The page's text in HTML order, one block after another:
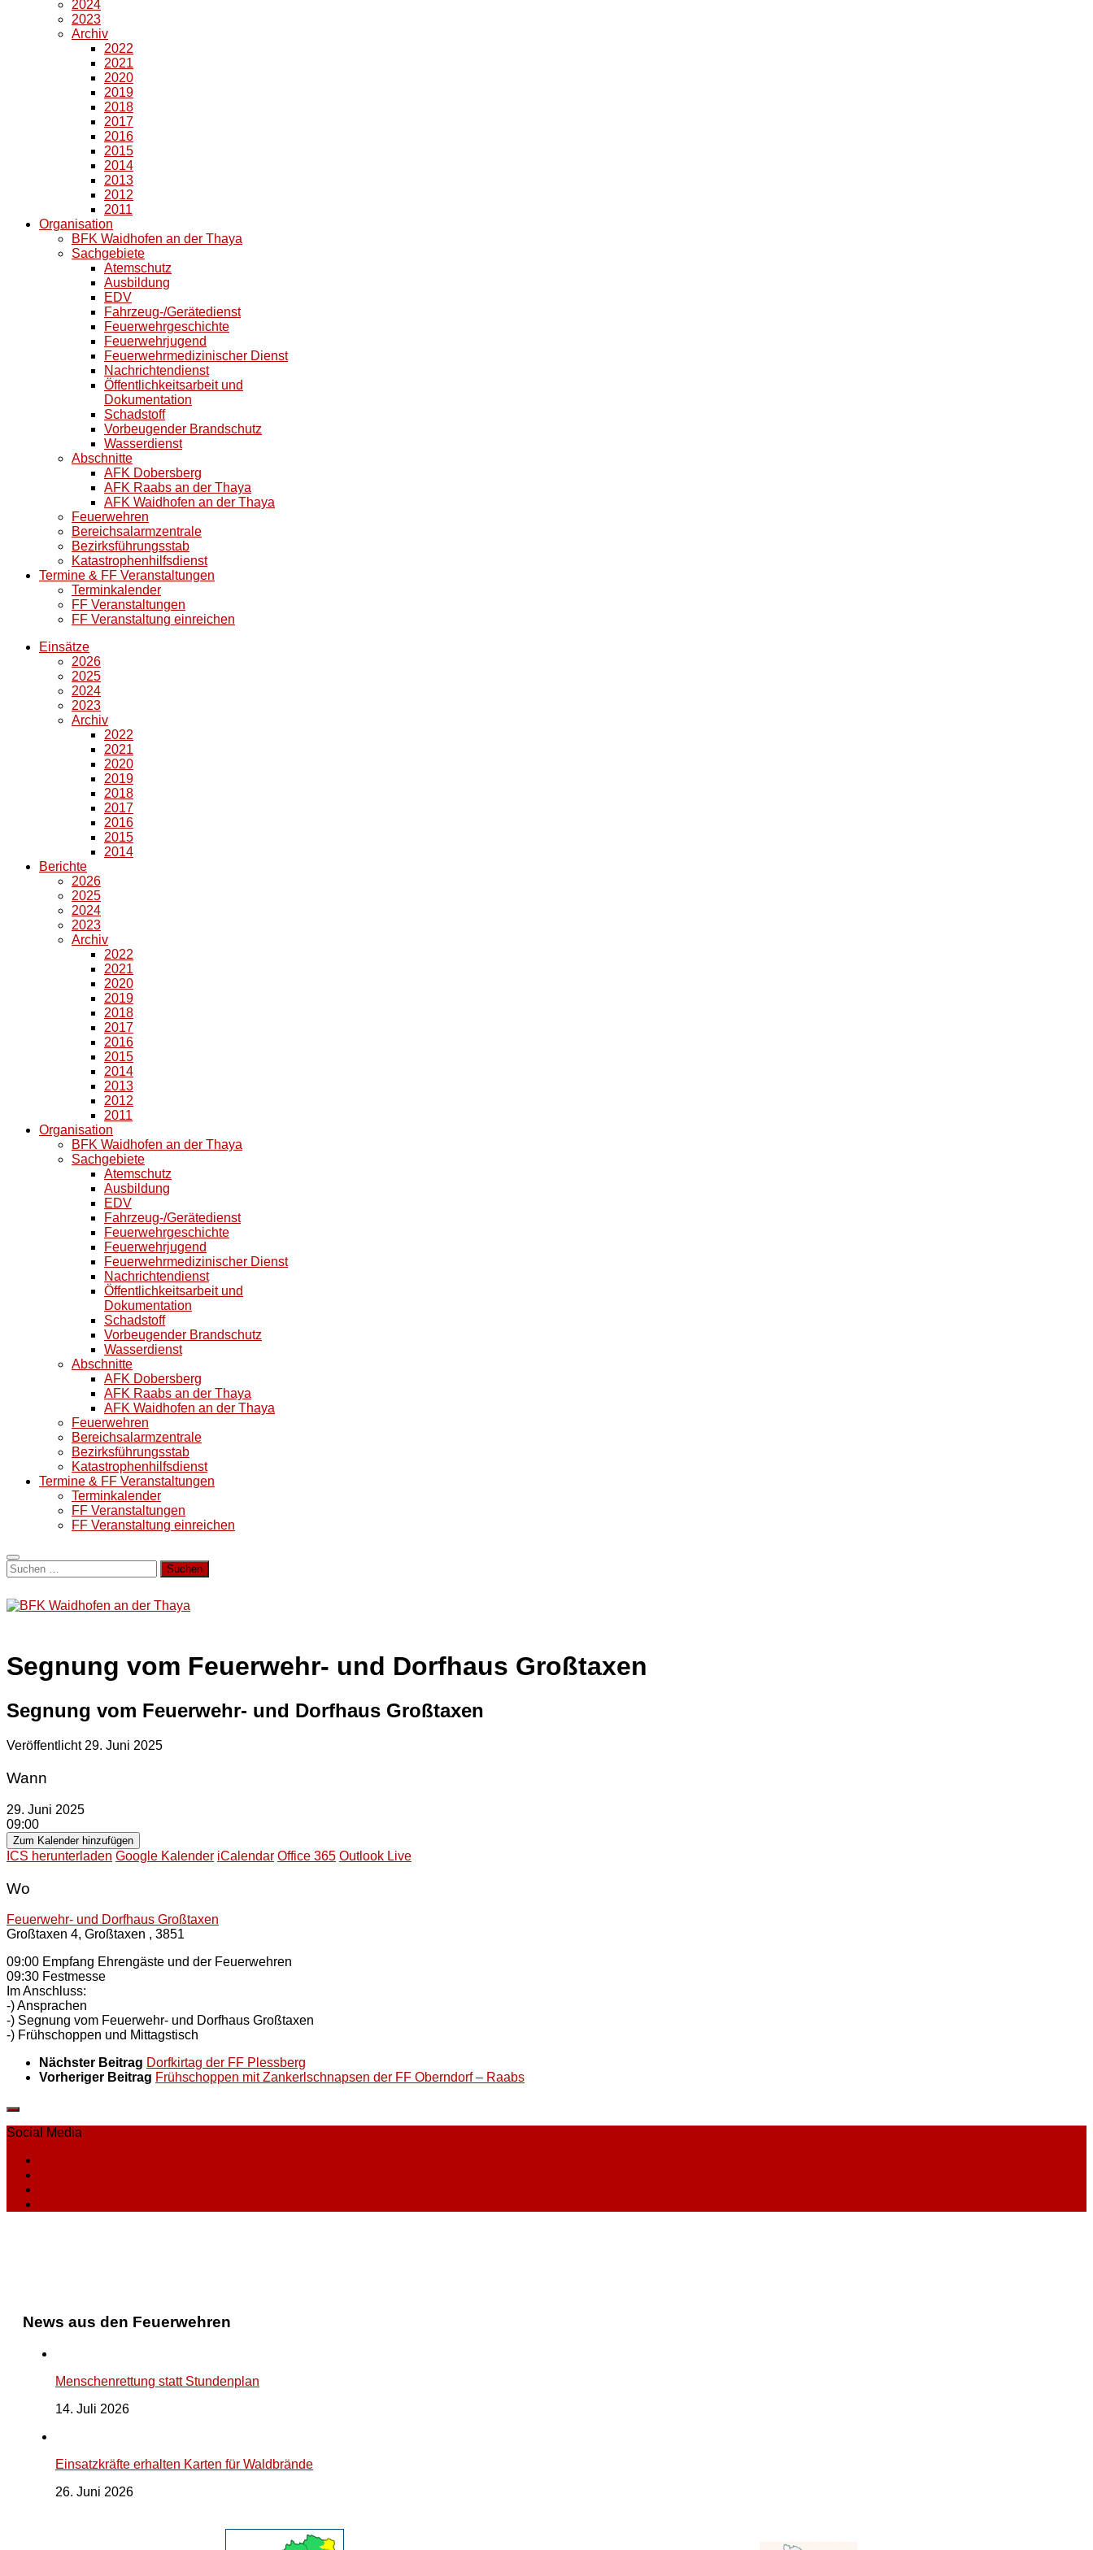
2024
2023
Archiv
2022
2021
2020
2019
2018
2017
2016
2015
2014
2013
2012
2011
Organisation
BFK Waidhofen an der Thaya
Sachgebiete
Atemschutz
Ausbildung
EDV
Fahrzeug-/Gerätedienst
Feuerwehrgeschichte
Feuerwehrjugend
Feuerwehrmedizinischer Dienst
Nachrichtendienst
Öffentlichkeitsarbeit und
Dokumentation
Schadstoff
Vorbeugender Brandschutz
Wasserdienst
Abschnitte
AFK Dobersberg
AFK Raabs an der Thaya
AFK Waidhofen an der Thaya
Feuerwehren
Bereichsalarmzentrale
Bezirksführungsstab
Katastrophenhilfsdienst
Termine & FF Veranstaltungen
Terminkalender
FF Veranstaltungen
FF Veranstaltung einreichen
Einsätze
2026
2025
2024
2023
Archiv
2022
2021
2020
2019
2018
2017
2016
2015
2014
Berichte
2026
2025
2024
2023
Archiv
2022
2021
2020
2019
2018
2017
2016
2015
2014
2013
2012
2011
Organisation
BFK Waidhofen an der Thaya
Sachgebiete
Atemschutz
Ausbildung
EDV
Fahrzeug-/Gerätedienst
Feuerwehrgeschichte
Feuerwehrjugend
Feuerwehrmedizinischer Dienst
Nachrichtendienst
Öffentlichkeitsarbeit und
Dokumentation
Schadstoff
Vorbeugender Brandschutz
Wasserdienst
Abschnitte
AFK Dobersberg
AFK Raabs an der Thaya
AFK Waidhofen an der Thaya
Feuerwehren
Bereichsalarmzentrale
Bezirksführungsstab
Katastrophenhilfsdienst
Termine & FF Veranstaltungen
Terminkalender
FF Veranstaltungen
FF Veranstaltung einreichen
Suchen
nach:
Segnung vom Feuerwehr- und Dorfhaus Großtaxen
Segnung vom Feuerwehr- und Dorfhaus Großtaxen
Veröffentlicht 29. Juni 2025
Wann
29. Juni 2025
09:00
Zum Kalender hinzufügen
ICS herunterladen Google Kalender iCalendar Office 365 Outlook Live
Wo
Feuerwehr- und Dorfhaus Großtaxen
Großtaxen 4, Großtaxen , 3851
09:00 Empfang Ehrengäste und der Feuerwehren
09:30 Festmesse
Im Anschluss:
-) Ansprachen
-) Segnung vom Feuerwehr- und Dorfhaus Großtaxen
-) Frühschoppen und Mittagstisch
Nächster Beitrag Dorfkirtag der FF Plessberg
Vorheriger Beitrag Frühschoppen mit Zankerlschnapsen der FF Oberndorf – Raabs
Social Media
News aus den Feuerwehren
Menschenrettung statt Stundenplan
14. Juli 2026
Einsatzkräfte erhalten Karten für Waldbrände
26. Juni 2026